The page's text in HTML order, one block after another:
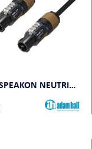
CÂBLE SPEAKON NEUTRIK 5M SECTION 2 X 1,5 MM² (2 POINTS )